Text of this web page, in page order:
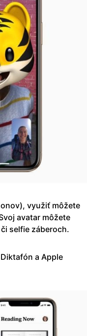
využiť môžete
avatar môžete
selfie záberoch.
a Apple